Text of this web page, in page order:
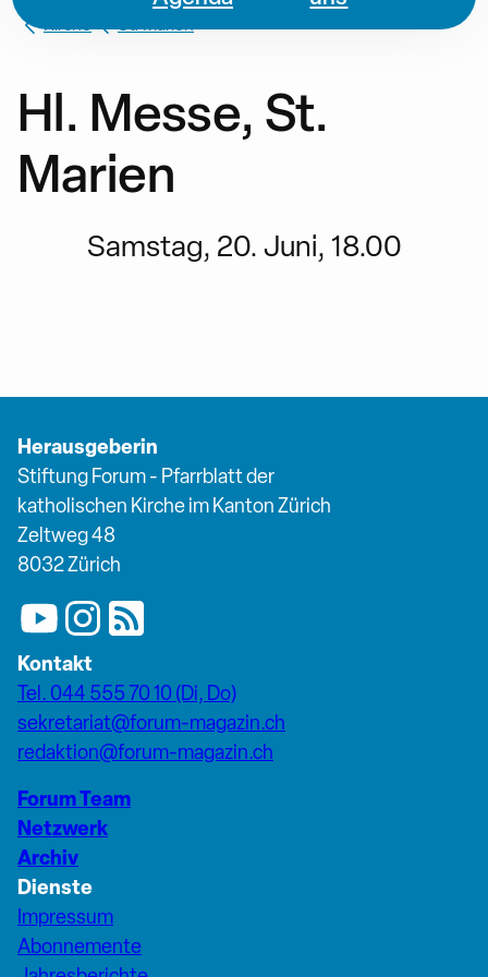
Kirche St. Marien
Hl. Messe, St.
Marien
Samstag, 20. Juni, 18.00
Herausgeberin
Stiftung Forum - Pfarrblatt der
katholischen Kirche im Kanton Zürich
Zeltweg 48
8032 Zürich
Kontakt
Tel. 044 555 70 10 (Di, Do)
sekretariat@forum-magazin.ch
redaktion@forum-magazin.ch
Forum Team
Netzwerk
Archiv
Dienste
Impressum
Abonnemente